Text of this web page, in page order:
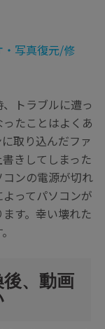
料で復元
・写真復元/修
トラブルに遭っ
たことはよくあ
取り込んだファ
きしてしまった
ンの電源が切れ
ってパソコンが
す。幸い壊れた
、動画